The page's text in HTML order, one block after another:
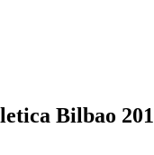
Bilbao